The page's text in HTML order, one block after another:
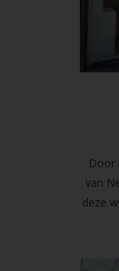
Door
van
deze